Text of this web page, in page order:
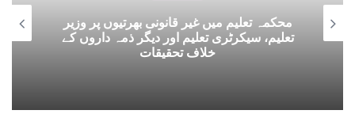
محکمہ تعلیم میں غیر قانونی بھرتیوں پر وزیر
تعلیم، سیکرٹری تعلیم اور دیگر ذمہ داروں کے
خلاف تحقیقات